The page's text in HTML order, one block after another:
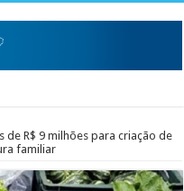
de R$ 9 milhões para criação de
familiar